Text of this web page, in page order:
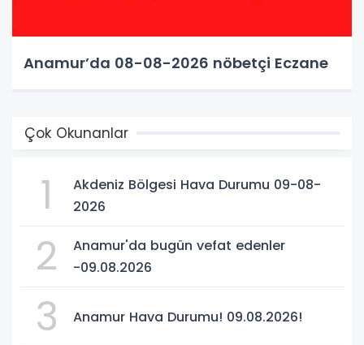
Anamur’da 08-08-2026 nöbetçi Eczane
Çok Okunanlar
1
Akdeniz Bölgesi Hava Durumu 09-08-
2026
2
Anamur'da bugün vefat edenler
-09.08.2026
3 Anamur Hava Durumu! 09.08.2026!